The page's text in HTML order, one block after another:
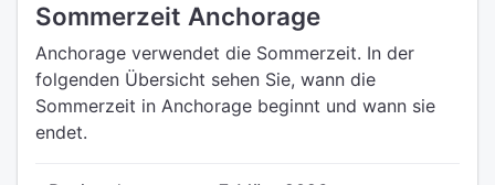
Sommerzeit Anchorage
Anchorage verwendet die Sommerzeit. In der
folgenden Übersicht sehen Sie, wann die
Sommerzeit in Anchorage beginnt und wann sie
endet.